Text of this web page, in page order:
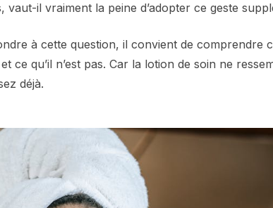
vaut-il vraiment la peine d’adopter ce geste
à cette question, il convient de comprendre
ce qu’il n’est pas. Car la lotion de soin ne
déjà.